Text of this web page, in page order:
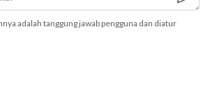
adalah tanggung jawab pengguna dan diatur